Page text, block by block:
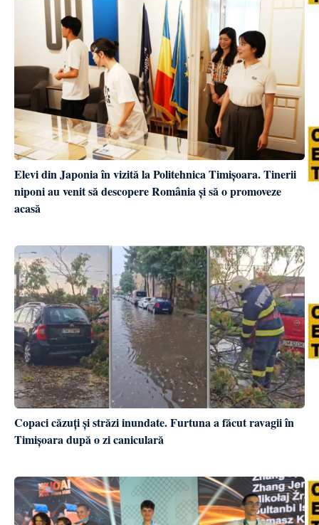
Elevi din Japonia în vizită la Politehnica Timișoara. Tinerii
niponi au venit să descopere România și să o promoveze
acasă
Copaci căzuți și străzi inundate. Furtuna a făcut ravagii în
Timișoara după o zi caniculară